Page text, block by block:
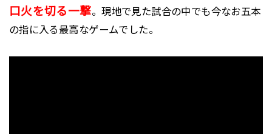
口火を切る一撃。現地で見た試合の中でも今なお五本
の指に入る最高なゲームでした。